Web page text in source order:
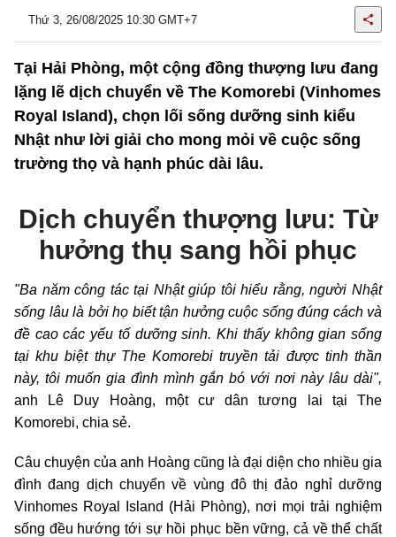
Thứ 3, 26/08/2025 10:30 GMT+7
Tại Hải Phòng, một cộng đồng thượng lưu đang
lặng lẽ dịch chuyển về The Komorebi (Vinhomes
Royal Island), chọn lối sống dưỡng sinh kiểu
Nhật như lời giải cho mong mỏi về cuộc sống
trường thọ và hạnh phúc dài lâu.
Dịch chuyển thượng lưu: Từ
hưởng thụ sang hồi phục
"Ba năm công tác tại Nhật giúp tôi hiểu rằng, người Nhật
sống lâu là bởi họ biết tận hưởng cuộc sống đúng cách và
đề cao các yếu tố dưỡng sinh. Khi thấy không gian sống
tại khu biệt thự The Komorebi truyền tải được tinh thần
này, tôi muốn gia đình mình gắn bó với nơi này lâu dài",
anh Lê Duy Hoàng, một cư dân tương lai tại The
Komorebi, chia sẻ.
Câu chuyện của anh Hoàng cũng là đại diện cho nhiều gia
đình đang dịch chuyển về vùng đô thị đảo nghỉ dưỡng
Vinhomes Royal Island (Hải Phòng), nơi mọi trải nghiệm
sống đều hướng tới sự hồi phục bền vững, cả về thể chất